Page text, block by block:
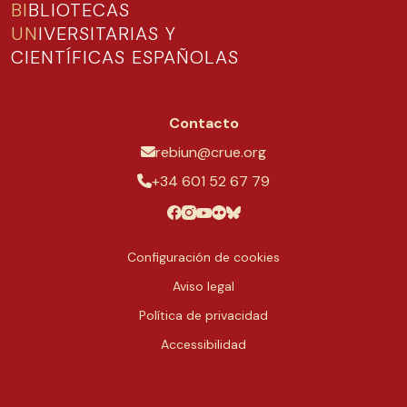
BIBLIOTECAS
UNIVERSITARIAS Y
CIENTÍFICAS ESPAÑOLAS
Contacto
rebiun@crue.org
+34 601 52 67 79
Configuración de cookies
Aviso legal
Política de privacidad
Accessibilidad